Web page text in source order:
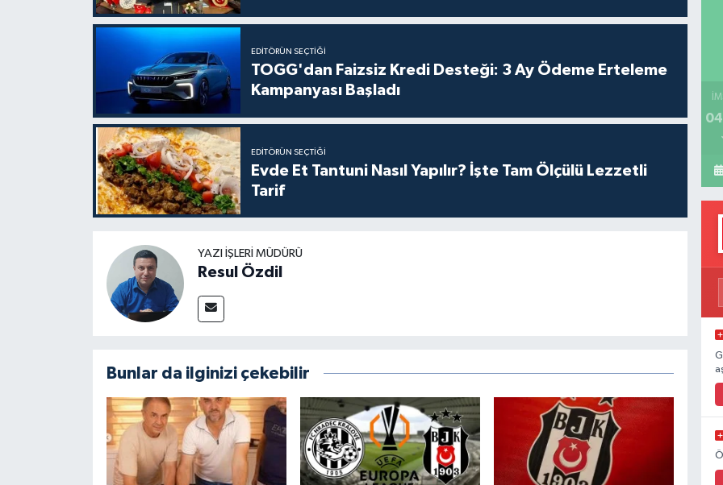
EDITÖRÜN SEÇTIĞI
TOGG'dan Faizsiz Kredi Desteği: 3 Ay Ödeme Erteleme
Kampanyası Başladı
EDITÖRÜN SEÇTIĞI
Evde Et Tantuni Nasıl Yapılır? İşte Tam Ölçülü Lezzetli
Tarif
YAZI İŞLERI MÜDÜRÜ
Resul Özdil
Bunlar da ilginizi çekebilir